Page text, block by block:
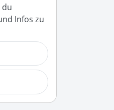
du
Infos zu